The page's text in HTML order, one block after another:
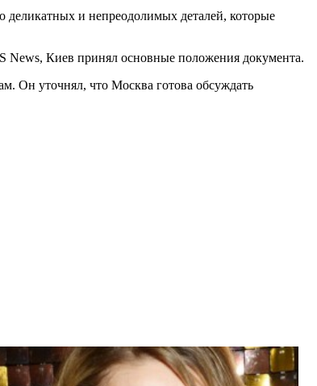
деликатных и непреодолимых деталей, которые
News, Киев принял основные положения документа.
Он уточнял, что Москва готова обсуждать